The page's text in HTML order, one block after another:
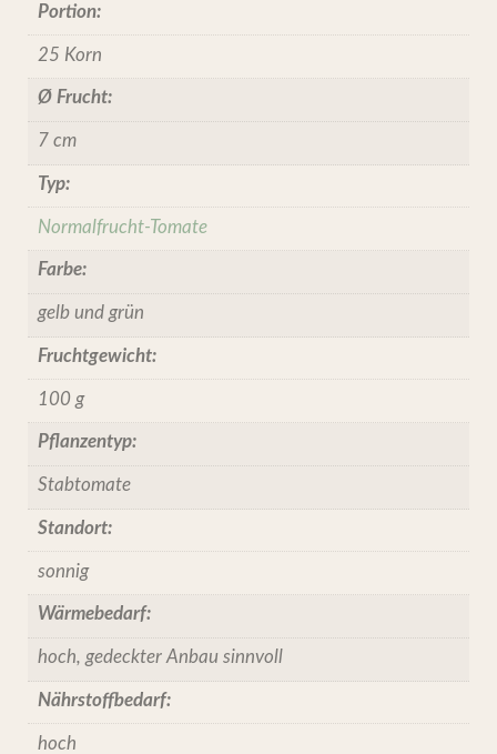
Portion:
25 Korn
Ø Frucht:
7 cm
Typ:
Normalfrucht-Tomate
Farbe:
gelb und grün
Fruchtgewicht:
100 g
Pflanzentyp:
Stabtomate
Standort:
sonnig
Wärmebedarf:
hoch, gedeckter Anbau sinnvoll
Nährstoffbedarf:
hoch